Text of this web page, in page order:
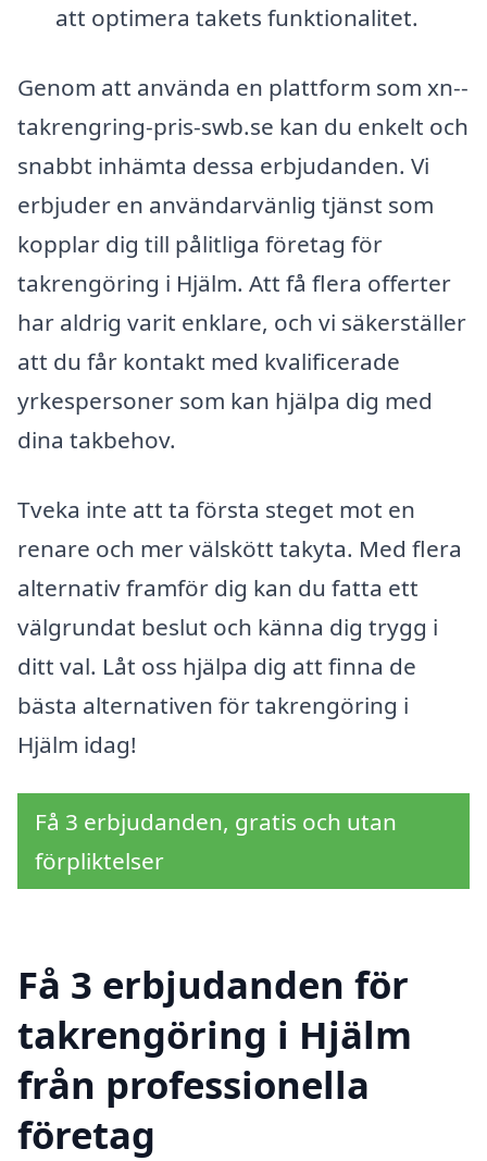
att optimera takets funktionalitet.
Genom att använda en plattform som xn--
takrengring-pris-swb.se kan du enkelt och
snabbt inhämta dessa erbjudanden. Vi
erbjuder en användarvänlig tjänst som
kopplar dig till pålitliga företag för
takrengöring i Hjälm. Att få flera offerter
har aldrig varit enklare, och vi säkerställer
att du får kontakt med kvalificerade
yrkespersoner som kan hjälpa dig med
dina takbehov.
Tveka inte att ta första steget mot en
renare och mer välskött takyta. Med flera
alternativ framför dig kan du fatta ett
välgrundat beslut och känna dig trygg i
ditt val. Låt oss hjälpa dig att finna de
bästa alternativen för takrengöring i
Hjälm idag!
Få 3 erbjudanden, gratis och utan
förpliktelser
Få 3 erbjudanden för
takrengöring i Hjälm
från professionella
företag